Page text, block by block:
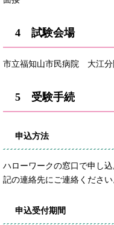
4 試験会場
市立福知山市民病院 大江分
5 受験手続
申込方法
ハローワークの窓口で申し
記の連絡先にご連絡ください
申込受付期間